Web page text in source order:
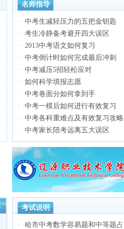
名师指导
· 中考生减轻压力的五把金钥匙
· 考生冷静备考避开四大误区
· 2013中考语文如何复习
· 中考倒计时如何完成最后冲刺
· 中考减压5招轻松应对
· 如何科学填报志愿
· 中考卷面分如何拿到手
· 中考一模后如何进行有效复习
· 中考各科重难点及有效复习攻略
· 中考家长陪考远离五大误区
考试说明
·
哈市中考数学容易题和中等题占